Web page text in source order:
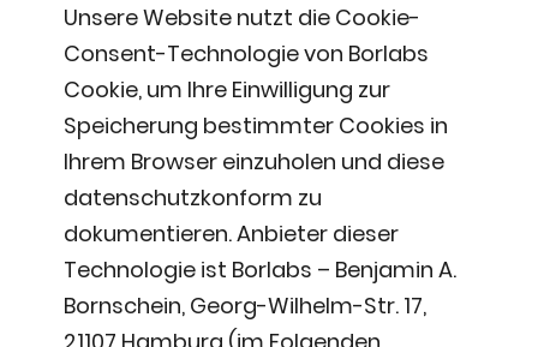
Unsere Website nutzt die Cookie-
Consent-Technologie von Borlabs
Cookie, um Ihre Einwilligung zur
Speicherung bestimmter Cookies in
Ihrem Browser einzuholen und diese
datenschutzkonform zu
dokumentieren. Anbieter dieser
Technologie ist Borlabs – Benjamin A.
Bornschein, Georg-Wilhelm-Str. 17,
21107 Hamburg (im Folgenden